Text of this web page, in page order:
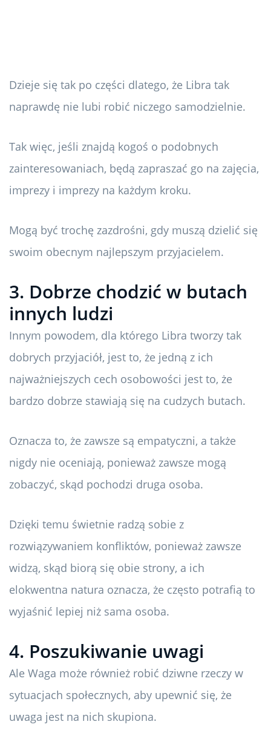
Dzieje się tak po części dlatego, że Libra tak
naprawdę nie lubi robić niczego samodzielnie.
Tak więc, jeśli znajdą kogoś o podobnych
zainteresowaniach, będą zapraszać go na zajęcia,
imprezy i imprezy na każdym kroku.
Mogą być trochę zazdrośni, gdy muszą dzielić się
swoim obecnym najlepszym przyjacielem.
3. Dobrze chodzić w butach
innych ludzi
Innym powodem, dla którego Libra tworzy tak
dobrych przyjaciół, jest to, że jedną z ich
najważniejszych cech osobowości jest to, że
bardzo dobrze stawiają się na cudzych butach.
Oznacza to, że zawsze są empatyczni, a także
nigdy nie oceniają, ponieważ zawsze mogą
zobaczyć, skąd pochodzi druga osoba.
Dzięki temu świetnie radzą sobie z
rozwiązywaniem konfliktów, ponieważ zawsze
widzą, skąd biorą się obie strony, a ich
elokwentna natura oznacza, że ​​często potrafią to
wyjaśnić lepiej niż sama osoba.
4. Poszukiwanie uwagi
Ale Waga może również robić dziwne rzeczy w
sytuacjach społecznych, aby upewnić się, że
uwaga jest na nich skupiona.